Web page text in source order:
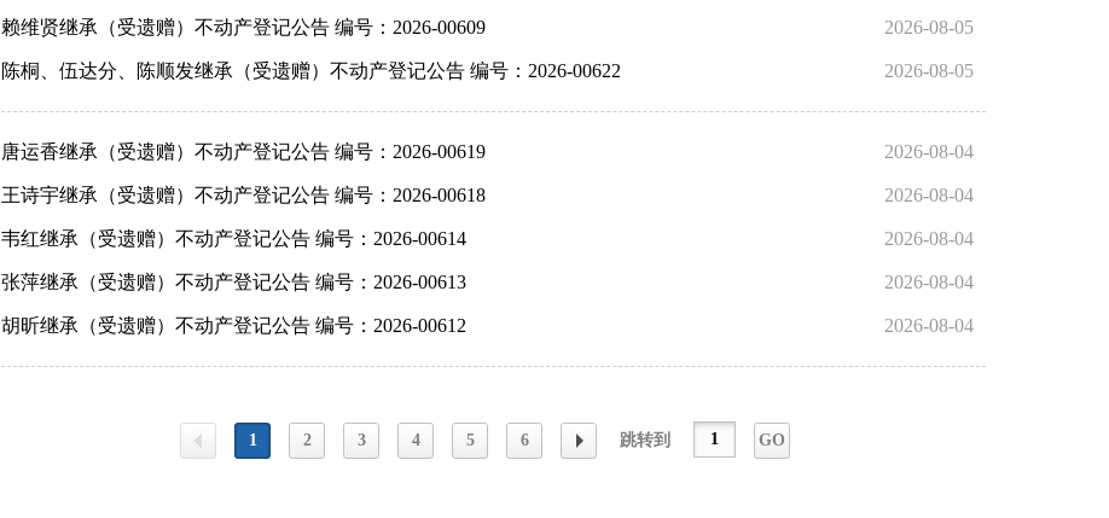
赖维贤继承（受遗赠）不动产登记公告 编号：2026-00609 2026-08-05
陈桐、伍达分、陈顺发继承（受遗赠）不动产登记公告 编号：2026-00622 2026-08-05
唐运香继承（受遗赠）不动产登记公告 编号：2026-00619 2026-08-04
王诗宇继承（受遗赠）不动产登记公告 编号：2026-00618 2026-08-04
韦红继承（受遗赠）不动产登记公告 编号：2026-00614 2026-08-04
张萍继承（受遗赠）不动产登记公告 编号：2026-00613 2026-08-04
胡昕继承（受遗赠）不动产登记公告 编号：2026-00612 2026-08-04
1 2 3 4 5 6 跳转到 GO